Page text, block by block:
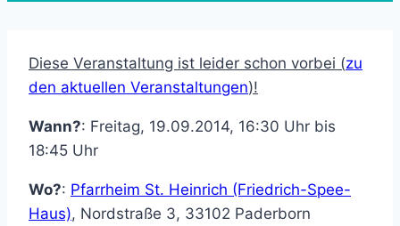
Diese Veranstaltung ist leider schon vorbei (zu
den aktuellen Veranstaltungen)!
Wann?: Freitag, 19.09.2014, 16:30 Uhr bis
18:45 Uhr
Wo?: Pfarrheim St. Heinrich (Friedrich-Spee-
Haus), Nordstraße 3, 33102 Paderborn